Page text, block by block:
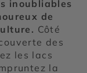
inoubliables
de
Côté
des
les lacs
la